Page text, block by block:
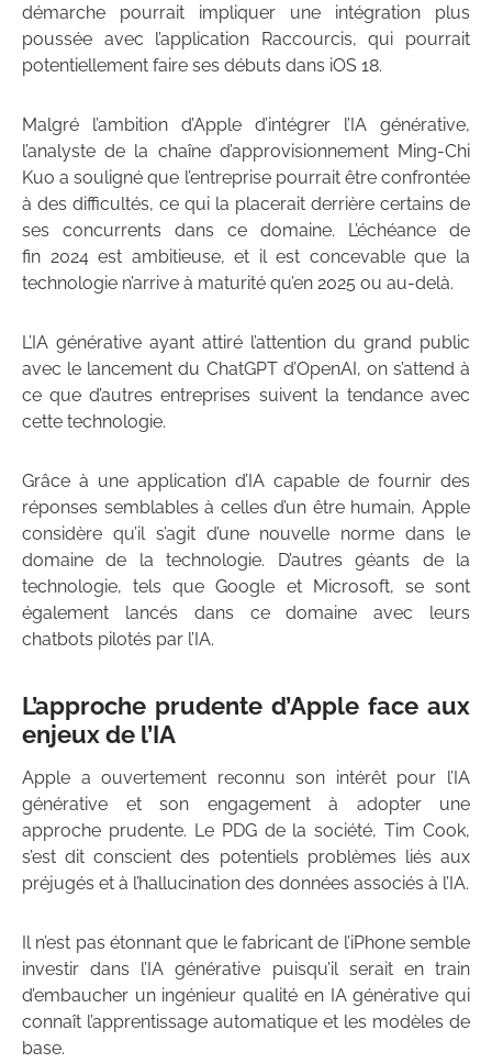
démarche pourrait impliquer une intégration plus
poussée avec l’application Raccourcis, qui pourrait
potentiellement faire ses débuts dans iOS 18.
Malgré l’ambition d’Apple d’intégrer l’IA générative,
l’analyste de la chaîne d’approvisionnement Ming-Chi
Kuo a souligné que l’entreprise pourrait être confrontée
à des difficultés, ce qui la placerait derrière certains de
ses concurrents dans ce domaine. L’échéance de
fin 2024 est ambitieuse, et il est concevable que la
technologie n’arrive à maturité qu’en 2025 ou au-delà.
L’IA générative ayant attiré l’attention du grand public
avec le lancement du ChatGPT d’OpenAI, on s’attend à
ce que d’autres entreprises suivent la tendance avec
cette technologie.
Grâce à une application d’IA capable de fournir des
réponses semblables à celles d’un être humain, Apple
considère qu’il s’agit d’une nouvelle norme dans le
domaine de la technologie. D’autres géants de la
technologie, tels que Google et Microsoft, se sont
également lancés dans ce domaine avec leurs
chatbots pilotés par l’IA.
L’approche prudente d’Apple face aux
enjeux de l’IA
Apple a ouvertement reconnu son intérêt pour l’IA
générative et son engagement à adopter une
approche prudente. Le PDG de la société, Tim Cook,
s’est dit conscient des potentiels problèmes liés aux
préjugés et à l’hallucination des données associés à l’IA.
Il n’est pas étonnant que le fabricant de l’iPhone semble
investir dans l’IA générative puisqu’il serait en train
d’embaucher un ingénieur qualité en IA générative qui
connaît l’apprentissage automatique et les modèles de
base.